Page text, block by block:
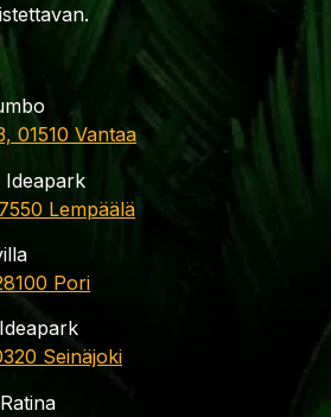
01510 Vantaa
Ideapark
Lempäälä
Pori
Seinäjoki